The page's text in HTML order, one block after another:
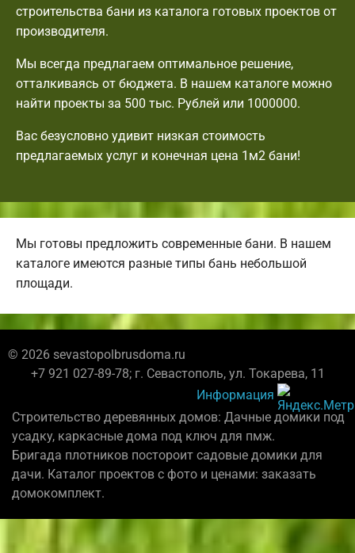
строительства бани из каталога готовых проектов от
производителя.
Мы всегда предлагаем оптимальное решение,
отталкиваясь от бюджета. В нашем каталоге можно
найти проекты за 500 тыс. Рублей или 1000000.
Вас безусловно удивит низкая стоимость
предлагаемых услуг и конечная цена 1м2 бани!
Мы готовы предложить современные бани. В нашем
каталоге имеются разные типы бань небольшой
площади.
© 2026 sevastopolbrusdoma.ru
+7 921 027-89-78; г. Севастополь, ул. Токарева, 11
Информация
Строительство деревянных домов: Дачные домики под
усадку, каркасные дома под ключ для пмж.
Бригада плотников постороит садовые домики для
дачи. Каталог проектов с фото и ценами: заказать
домокомплект.